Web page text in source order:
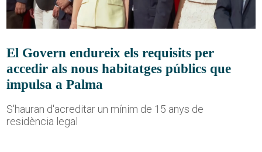
El Govern endureix els requisits per
accedir als nous habitatges públics que
impulsa a Palma
S'hauran d'acreditar un mínim de 15 anys de
residència legal